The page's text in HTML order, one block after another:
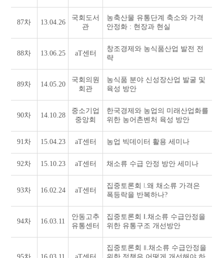
87차 13.04.26
국회도서
관
농축산물 유통단계 축소와 가격
안정화 : 현장과 현실
88차 13.06.25 aT센터
창조경제와 농식품산업 발전 전
략
89차 14.05.20
국회의원
회관
농식품 분야 신성장산업 발굴 및
육성 방안
90차 14.10.28
중소기업
중앙회
한국경제와 농업의 미래산업화를
위한 농어촌벤처 육성 방안
91차 15.04.23 aT센터 농업 빅데이터 활용 세미나
92차 15.10.23 aT센터 채소류 수급 안정 방안 세미나
93차 16.02.24 aT센터
집중토론회 ǀ.왜 채소류 가격은
폭등락을 반복하나?
94차 16.03.11
안동고추
유통센터
집중토론회 ǁ.채소류 수급안정을
위한 유통구조 개선방안
집중토론회 ⦀.채소류 수급안정을